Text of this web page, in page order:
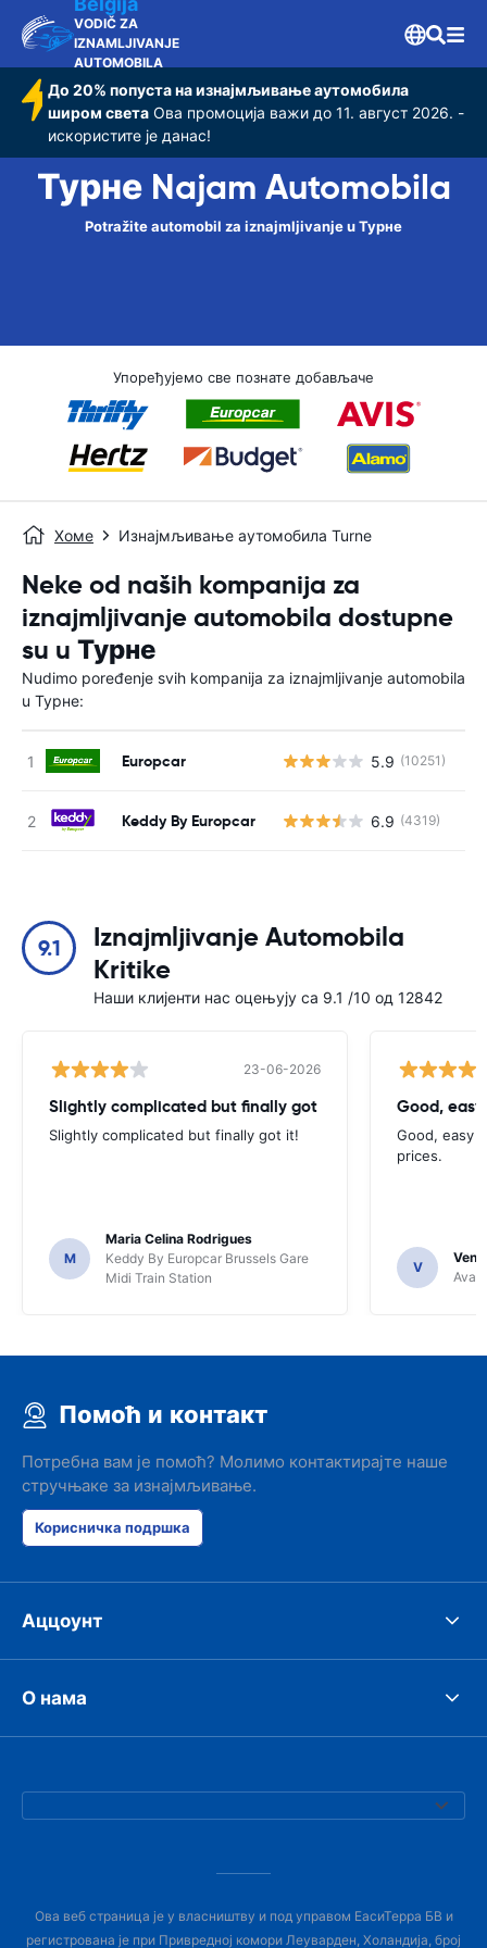
VODIČ ZA
IZNAMLJIVANJE
AUTOMOBILA
До 20% попуста на изнајмљивање аутомобила
широм света Ова промоција важи до 11. август 2026. -
искористите је данас!
Турне Najam Automobila
Potražite automobil za iznajmljivanje u Турне
Упоређујемо све познате добављаче
Хоме Изнајмљивање аутомобила Turne
Neke od naših kompanija za
iznajmljivanje automobila dostupne
su u Турне
Nudimo poređenje svih kompanija za iznajmljivanje automobila
u Турне:
Europcar 5.9 (10251)
Keddy By Europcar 6.9 (4319)
9.1
Iznajmljivanje Automobila
Kritike
Наши клијенти нас оцењују са 9.1 /10 од 12842
23-06-2026
Slightly complicated but finally got
Slightly complicated but finally got it!
M
Maria Celina Rodrigues
Keddy By Europcar Brussels Gare
Midi Train Station
Good,
Good, easy
prices.
V
Помоћ и контакт
Потребна вам је помоћ? Молимо контактирајте наше
стручњаке за изнајмљивање.
Корисничка подршка
Аццоунт
О нама
Ова веб страница је у власништву и под управом ЕасиТерра БВ и
регистрована је при Привредној комори Леуварден, Холандија, број